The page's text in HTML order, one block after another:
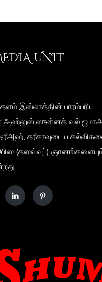
UNIT
இஸ்லாத்தின் பாரம்பரிய
அஹ்லுஸ் ஸுன்னத் வல்
தரீகாவுடைய
(தஸவ்வுப்)